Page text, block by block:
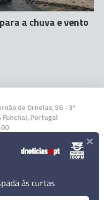
a chuva e vento
de Ornelas, 56 - 3º
Funchal, Portugal
App
às curtas
×